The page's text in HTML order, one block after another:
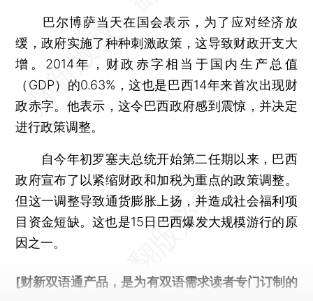
巴尔博萨当天在国会表示，为了应对经济放
缓，政府实施了种种刺激政策，这导致财政开支大
增。2014年，财政赤字相当于国内生产总值
（GDP）的0.63%，这也是巴西14年来首次出现财
政赤字。他表示，这令巴西政府感到震惊，并决定
进行政策调整。
自今年初罗塞夫总统开始第二任期以来，巴西
政府宣布了以紧缩财政和加税为重点的政策调整。
但这一调整导致通货膨胀上扬，并造成社会福利项
目资金短缺。这也是15日巴西爆发大规模游行的原
因之一。
[财新双语通产品，是为有双语需求读者专门订制的